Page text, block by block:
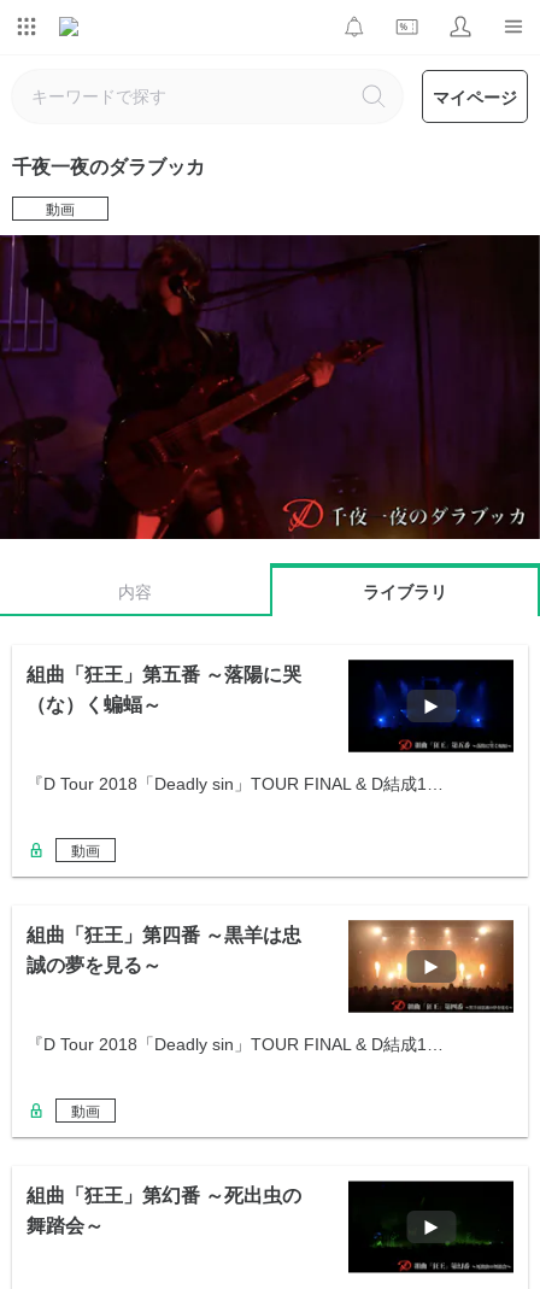
マイページ
千夜一夜のダラブッカ
動画
内容 ライブラリ
組曲「狂王」第五番 ～落陽に哭
（な）く蝙蝠～
『D Tour 2018「Deadly sin」TOUR FINAL & D結成1…
動画
組曲「狂王」第四番 ～黒羊は忠
誠の夢を見る～
『D Tour 2018「Deadly sin」TOUR FINAL & D結成1…
動画
組曲「狂王」第幻番 ～死出虫の
舞踏会～